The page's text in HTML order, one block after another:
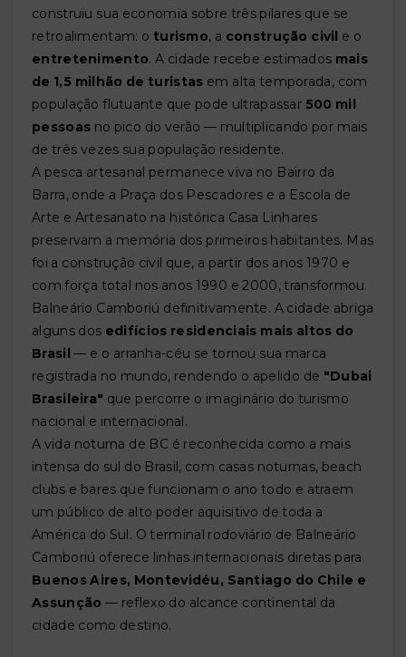
construiu sua economia sobre três pilares que se
retroalimentam: o turismo, a construção civil e o
entretenimento. A cidade recebe estimados mais
de 1,5 milhão de turistas em alta temporada, com
população flutuante que pode ultrapassar 500 mil
pessoas no pico do verão — multiplicando por mais
de três vezes sua população residente.
A pesca artesanal permanece viva no Bairro da
Barra, onde a Praça dos Pescadores e a Escola de
Arte e Artesanato na histórica Casa Linhares
preservam a memória dos primeiros habitantes. Mas
foi a construção civil que, a partir dos anos 1970 e
com força total nos anos 1990 e 2000, transformou
Balneário Camboriú definitivamente. A cidade abriga
alguns dos edifícios residenciais mais altos do
Brasil — e o arranha-céu se tornou sua marca
registrada no mundo, rendendo o apelido de "Dubai
Brasileira" que percorre o imaginário do turismo
nacional e internacional.
A vida noturna de BC é reconhecida como a mais
intensa do sul do Brasil, com casas noturnas, beach
clubs e bares que funcionam o ano todo e atraem
um público de alto poder aquisitivo de toda a
América do Sul. O terminal rodoviário de Balneário
Camboriú oferece linhas internacionais diretas para
Buenos Aires, Montevidéu, Santiago do Chile e
Assunção — reflexo do alcance continental da
cidade como destino.